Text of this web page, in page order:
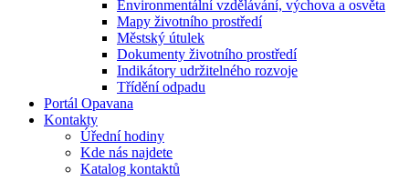
Environmentální vzdělávání, výchova a osvěta
Mapy životního prostředí
Městský útulek
Dokumenty životního prostředí
Indikátory udržitelného rozvoje
Třídění odpadu
Portál Opavana
Kontakty
Úřední hodiny
Kde nás najdete
Katalog kontaktů